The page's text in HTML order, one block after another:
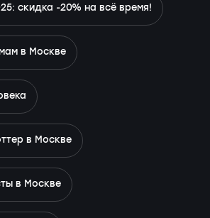
скидка -20% на всё время!
в Москве
в Москве
в Москве